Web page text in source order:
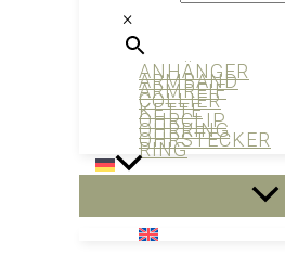
×
ANHÄNGER
ARMBAND
ARMREIF
COLLIER
KETTE
OHRCLIP
OHRRING
OHRSTECKER
RING